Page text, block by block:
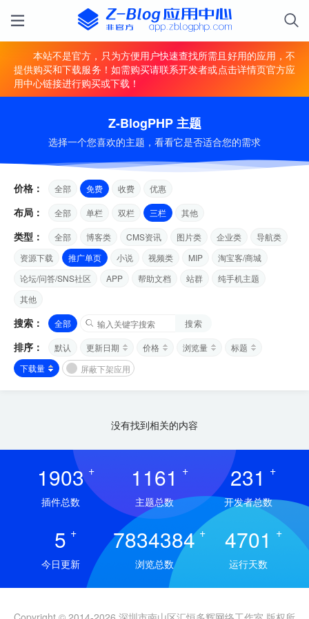
本站不是官方，只为方便用户快速查找所需且好用的应用，不
提供购买和下载服务！如需购买请联系开发者或点击详情页官方应
用中心链接进行购买或下载！
Z-BlogPHP 主题
选择一个您喜欢的主题，看看它是否适合您的需求
价格： 全部 免费 收费 优惠
布局： 全部 单栏 双栏 三栏 其他
类型： 全部 博客类 CMS资讯 图片类 企业类
导航类
资源下载
推广单页 小说 视频类 MIP
淘宝客/商城
论坛/问答/SNS社区
APP 帮助文档 站群
纯手机主题
其他
搜索： 全部 搜索
排序： 默认 更新日期 价格 浏览量
标题
下载量
屏蔽下架应用
没有找到相关的内容
1903 +
插件总数
1161 +
主题总数
231 +
开发者总数
5 +
今日更新
7834384 +
浏览总数
4701 +
运行天数